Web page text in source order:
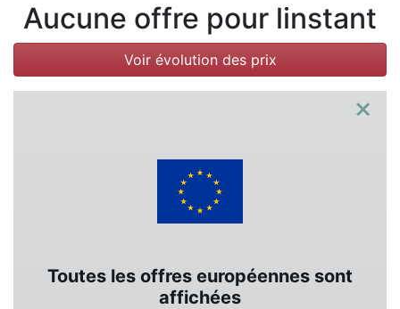
Aucune offre pour linstant
Voir évolution des prix
×
Toutes les offres européennes sont
affichées